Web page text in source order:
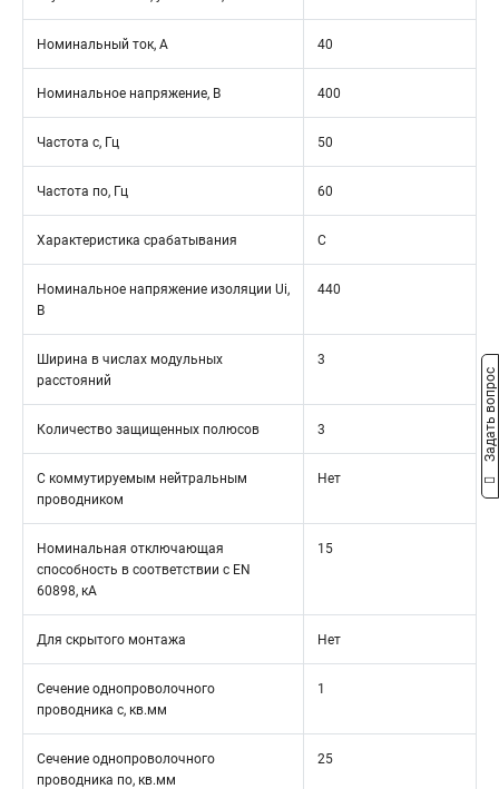
Номинальный ток, А 40
Номинальное напряжение, В 400
Частота с, Гц 50
Частота по, Гц 60
Характеристика срабатывания C
Номинальное напряжение изоляции Ui,
В
440
Ширина в числах модульных
расстояний
3
Количество защищенных полюсов 3
С коммутируемым нейтральным
проводником
Нет
Номинальная отключающая
способность в соответствии с EN
60898, кА
15
Для скрытого монтажа Нет
Сечение однопроволочного
проводника с, кв.мм
1
Сечение однопроволочного
проводника по, кв.мм
25
Задать вопрос